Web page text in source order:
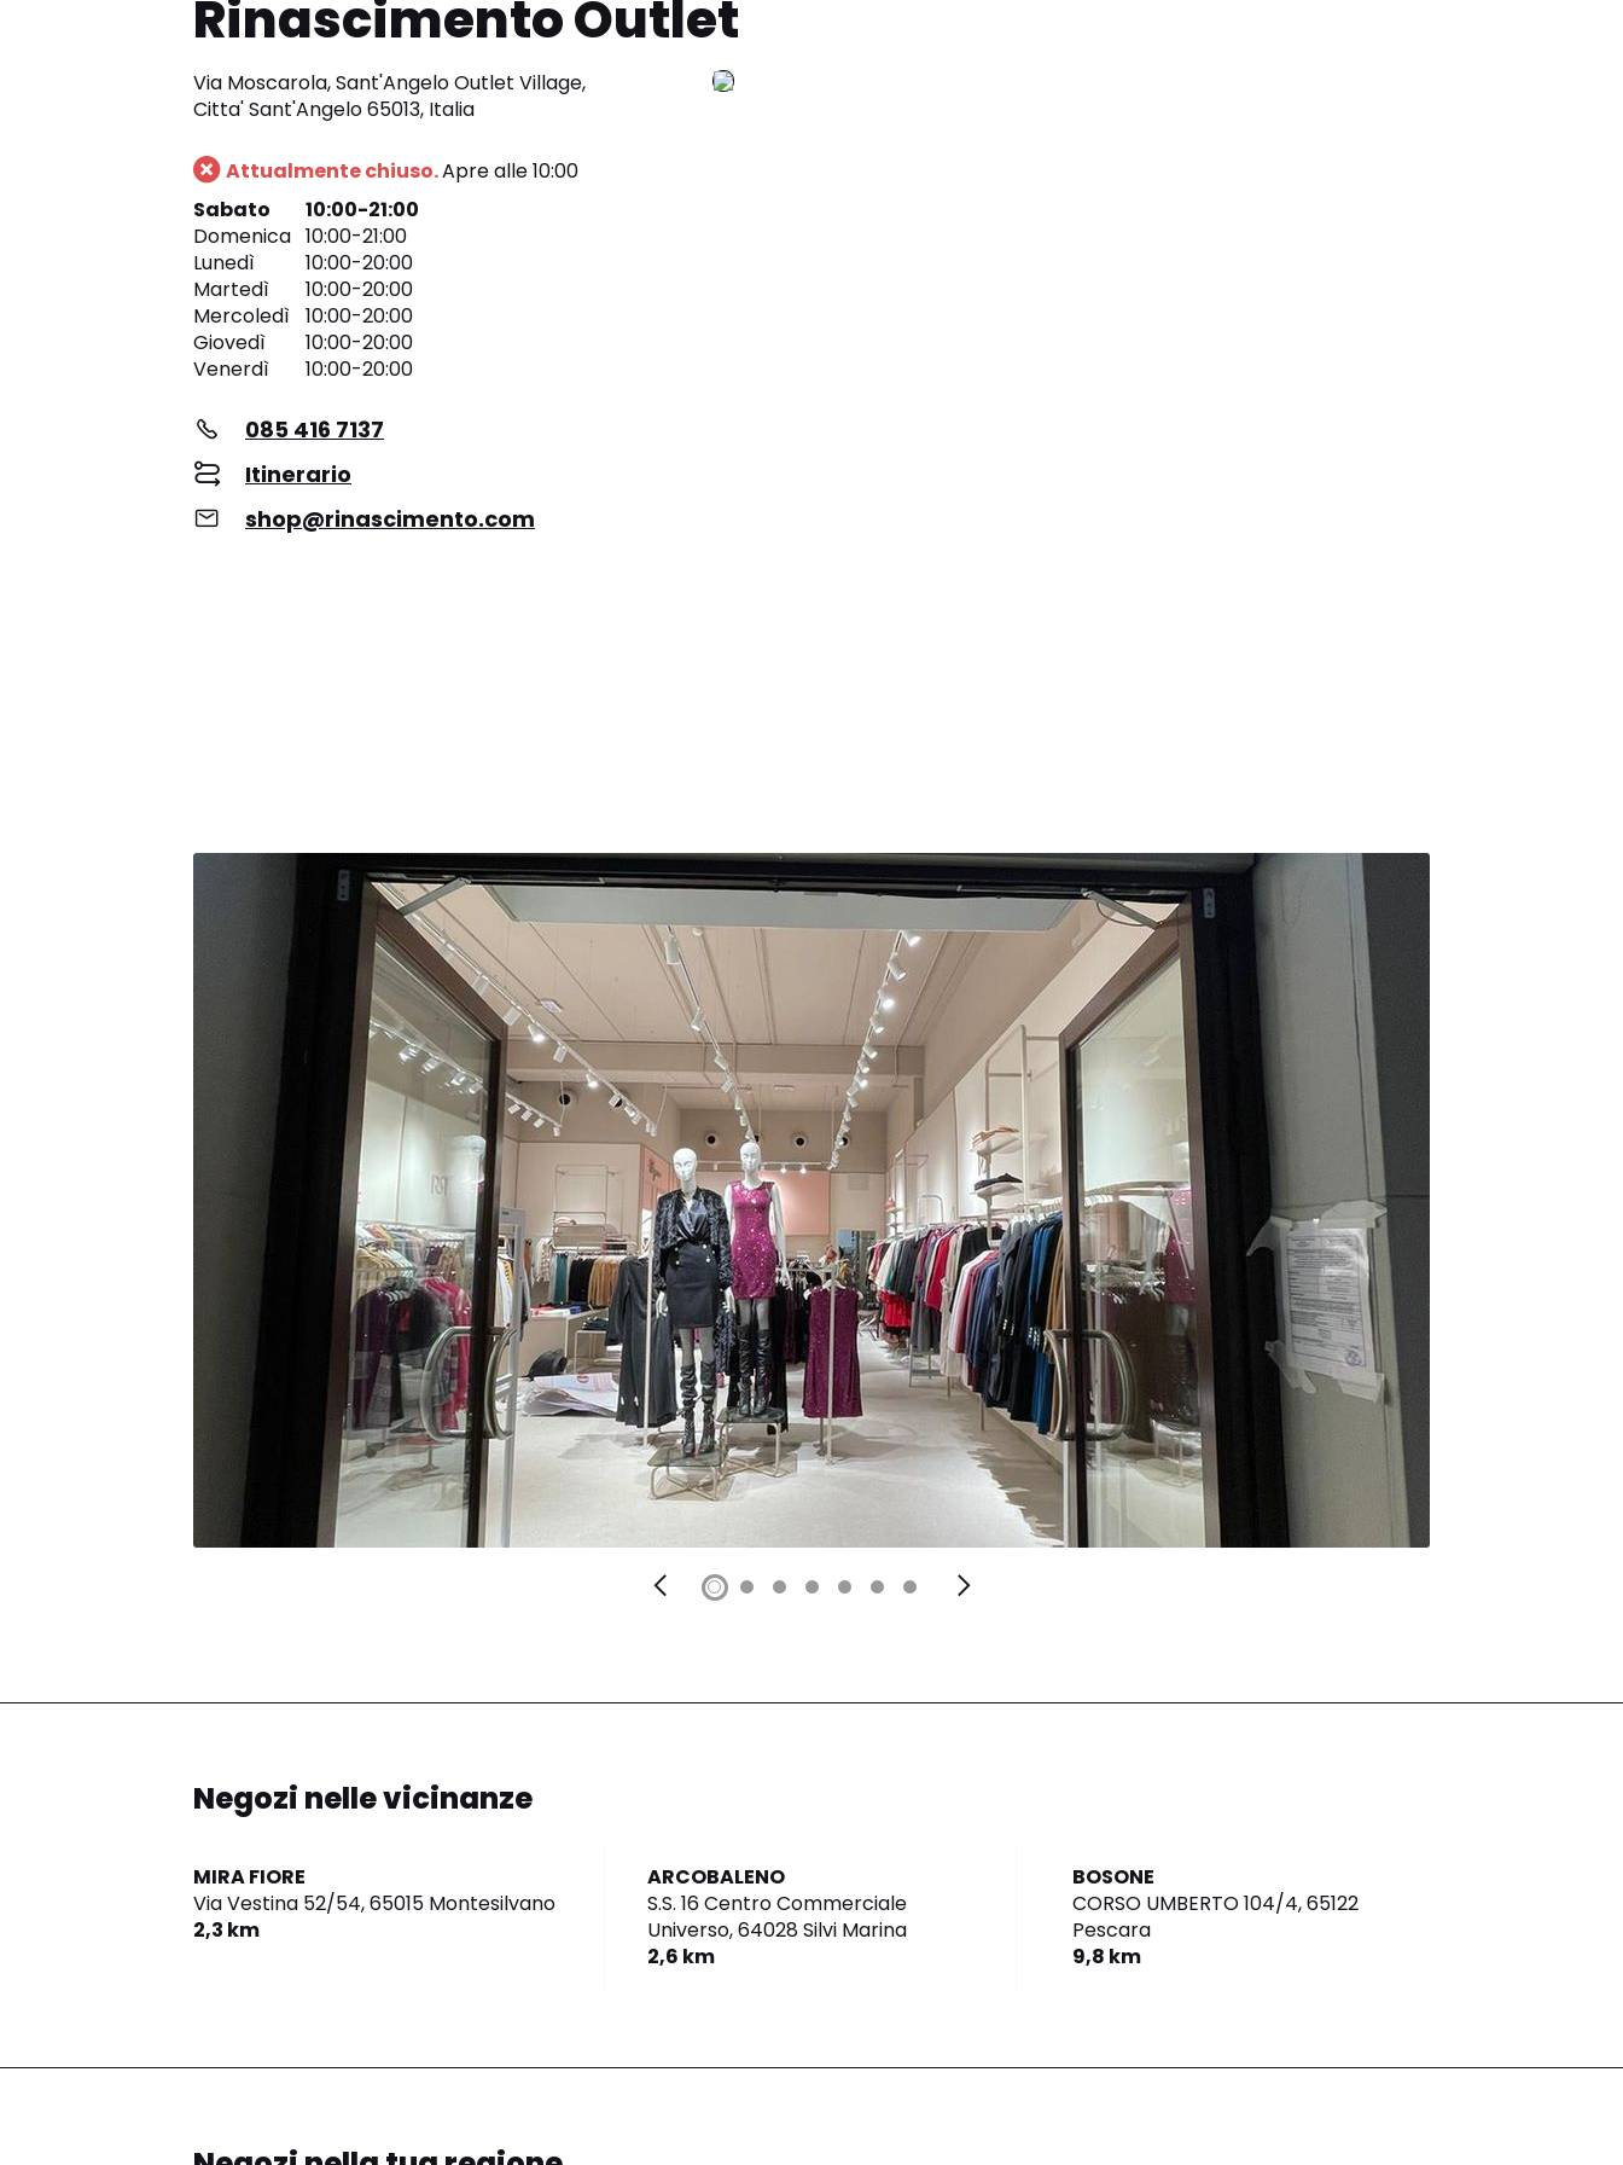
Rinascimento Outlet
Via Moscarola, Sant'Angelo Outlet Village,
Citta' Sant'Angelo 65013, Italia
Attualmente chiuso.Apre alle 10:00
Sabato
10:00-21:00
Domenica 10:00-21:00
Lunedì
10:00-20:00
Martedì
10:00-20:00
Mercoledì 10:00-20:00
Giovedì
10:00-20:00
Venerdì
10:00-20:00
085 416 7137
Itinerario
shop@rinascimento.com
Negozi nelle vicinanze
MIRA FIORE
Via Vestina 52/54,65015 Montesilvano
2,3 km
ARCOBALENO
S.S. 16 Centro Commerciale
Universo,64028 Silvi Marina
2,6 km
BOSONE
CORSO UMBERTO 104/4,65122
Pescara
9,8 km